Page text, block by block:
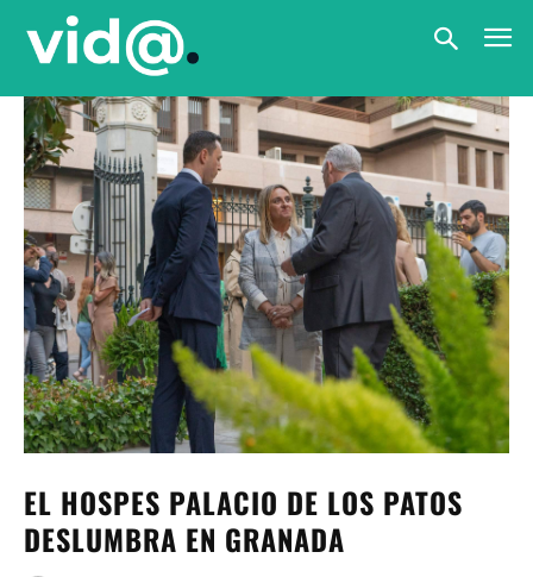
EL HOSPES PALACIO DE LOS PATOS
DESLUMBRA EN GRANADA